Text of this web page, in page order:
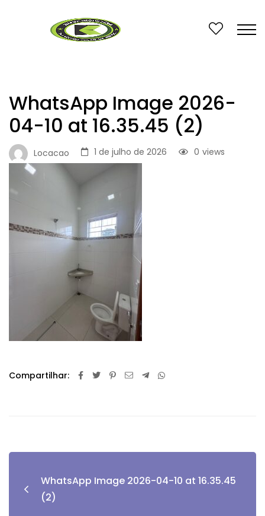
WhatsApp Image 2026-
04-10 at 16.35.45 (2)
Locacao 1 de julho de 2026 views
0
Compartilhar:
WhatsApp Image 2026-04-10 at 16.35.45
(2)